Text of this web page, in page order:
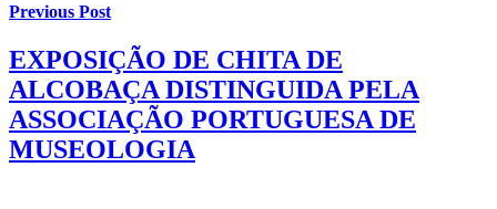
Previous Post
EXPOSIÇÃO DE CHITA DE
ALCOBAÇA DISTINGUIDA PELA
ASSOCIAÇÃO PORTUGUESA DE
MUSEOLOGIA